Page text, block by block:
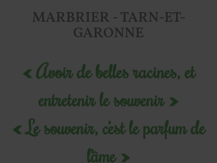
MARBRIER - TARN-ET-
GARONNE
« Avoir de belles racines, et
entretenir le souvenir »
« Le souvenir, c’est le parfum de
l’âme »